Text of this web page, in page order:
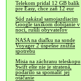
Telekom pridal 12 GB balík
pre Easy, chce zaň 12 eur
Súd zakázal samojazdiacim
Google taxíkom dobíjanie v
noci, rušili obyvateľov
NASA na diaľku na sonde
Voyager 2 úspešne znížila
spotrebu
Misia na záchranu teleskopu
Swift ešte nie je stratená,
podarilo sa spomaliť jej
otáčanie